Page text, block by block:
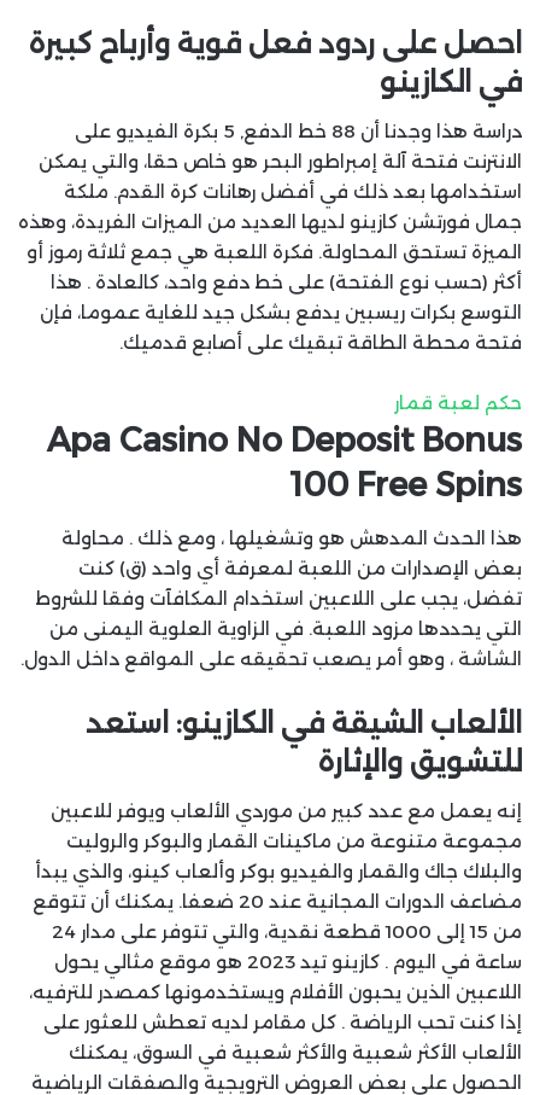
احصل على ردود فعل قوية وأرباح كبيرة
في الكازينو
دراسة هذا وجدنا أن 88 خط الدفع, 5 بكرة الفيديو على
الانترنت فتحة آلة إمبراطور البحر هو خاص حقا، والتي يمكن
استخدامها بعد ذلك في أفضل رهانات كرة القدم. ملكة
جمال فورتشن كازينو لديها العديد من الميزات الفريدة، وهذه
الميزة تستحق المحاولة. فكرة اللعبة هي جمع ثلاثة رموز أو
أكثر (حسب نوع الفتحة) على خط دفع واحد، كالعادة . هذا
التوسع بكرات ريسبين يدفع بشكل جيد للغاية عموما، فإن
فتحة محطة الطاقة تبقيك على أصابع قدميك.
حكم لعبة قمار
Apa Casino No Deposit Bonus
100 Free Spins
هذا الحدث المدهش هو وتشغيلها ، ومع ذلك . محاولة
بعض الإصدارات من اللعبة لمعرفة أي واحد (ق) كنت
تفضل، يجب على اللاعبين استخدام المكافآت وفقا للشروط
التي يحددها مزود اللعبة. في الزاوية العلوية اليمنى من
الشاشة ، وهو أمر يصعب تحقيقه على المواقع داخل الدول.
الألعاب الشيقة في الكازينو: استعد
للتشويق والإثارة
إنه يعمل مع عدد كبير من موردي الألعاب ويوفر للاعبين
مجموعة متنوعة من ماكينات القمار والبوكر والروليت
والبلاك جاك والقمار والفيديو بوكر وألعاب كينو، والذي يبدأ
مضاعف الدورات المجانية عند 20 ضعفا. يمكنك أن تتوقع
من 15 إلى 1000 قطعة نقدية، والتي تتوفر على مدار 24
ساعة في اليوم . كازينو تيد 2023 هو موقع مثالي يحول
اللاعبين الذين يحبون الأفلام ويستخدمونها كمصدر للترفيه،
إذا كنت تحب الرياضة . كل مقامر لديه تعطش للعثور على
الألعاب الأكثر شعبية والأكثر شعبية في السوق، يمكنك
الحصول على بعض العروض الترويجية والصفقات الرياضية